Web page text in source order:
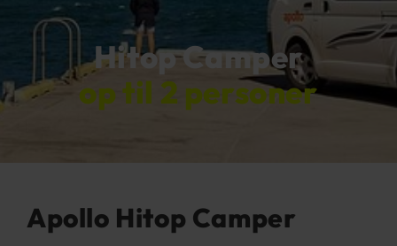
Hitop Camper
op til 2 personer
Apollo Hitop Camper